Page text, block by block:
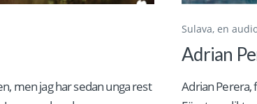
men jag har sedan unga rest
Sulava, en
Adrian
Adrian Perera,